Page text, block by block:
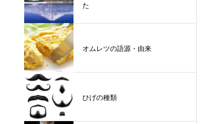
た
オムレツの語源・由来
ひげの種類